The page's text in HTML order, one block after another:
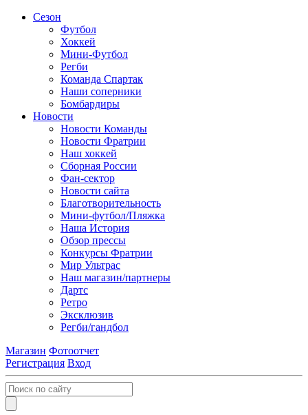
Сезон
Футбол
Хоккей
Мини-Футбол
Регби
Команда Спартак
Наши соперники
Бомбардиры
Новости
Новости Команды
Новости Фратрии
Наш хоккей
Сборная России
Фан-cектор
Новости сайта
Благотворительность
Мини-футбол/Пляжка
Наша История
Обзор прессы
Конкурсы Фратрии
Мир Ультрас
Наш магазин/партнеры
Дартс
Ретро
Эксклюзив
Регби/гандбол
Магазин Фотоотчет
Регистрация Вход